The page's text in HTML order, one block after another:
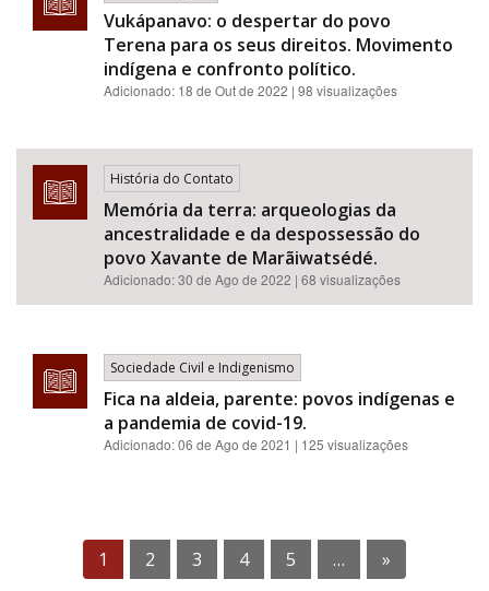
Vukápanavo: o despertar do povo
Terena para os seus direitos. Movimento
indígena e confronto político.
Adicionado: 18 de Out de 2022 | 98 visualizações
História do Contato
Memória da terra: arqueologias da
ancestralidade e da despossessão do
povo Xavante de Marãiwatsédé.
Adicionado:30 de Ago de 2022 | 68 visualizações
Sociedade Civil e Indigenismo
Fica na aldeia, parente: povos indígenas e
a pandemia de covid-19.
Adicionado:06 de Ago de 2021 | 125 visualizações
1 2 3 4 5 … »